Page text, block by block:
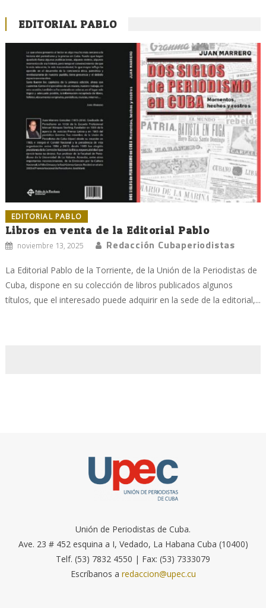
EDITORIAL PABLO
EDITORIAL PABLO
Libros en venta de la Editorial Pablo
noviembre 13, 2025 Redacción Cubaperiodistas
La Editorial Pablo de la Torriente, de la Unión de la Periodistas de
Cuba, dispone en su colección de libros publicados algunos
títulos, que el interesado puede adquirir en la sede de la editorial,...
Unión de Periodistas de Cuba.
Ave. 23 # 452 esquina a I, Vedado, La Habana Cuba (10400)
Telf. (53) 7832 4550 | Fax: (53) 7333079
Escríbanos a redaccion@upec.cu